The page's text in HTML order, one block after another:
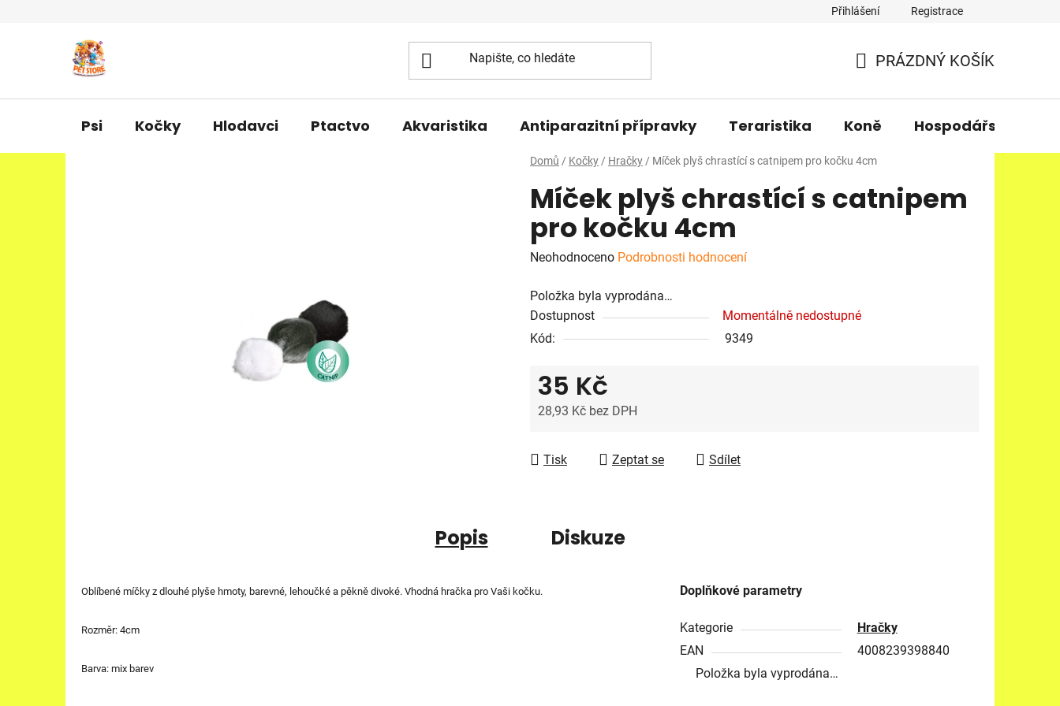
Přihlášení Registrace
KOŠÍK
PRÁZDNÝ KOŠÍK
Psi Kočky Hlodavci Ptactvo Akvaristika Antiparazitní přípravky Teraristika Koně Hospodářská
Domů / Kočky / Hračky / Míček plyš chrastící s catnipem pro kočku 4cm
Míček plyš chrastící s catnipem
pro kočku 4cm
Průměrné
produktu
je
0,0
hvězdiček.
Neohodnoceno Podrobnosti hodnocení
Položka byla vyprodána…
Dostupnost
Momentálně nedostupné
Kód:
9349
35 Kč
28,93 Kč bez DPH
Tisk
Zeptat se Sdílet
Popis Diskuze
Oblíbené míčky z dlouhé plyše hmoty, barevné, lehoučké a pěkně divoké. Vhodná hračka pro Vaši kočku.
Rozměr: 4cm
Barva: mix barev
Doplňkové parametry
Kategorie
Hračky
EAN
4008239398840
Položka byla vyprodána…